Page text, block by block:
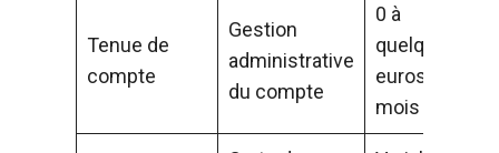
Tenue de
compte
Gestion
administrative
du compte
0 à
quelques
euros par
mois